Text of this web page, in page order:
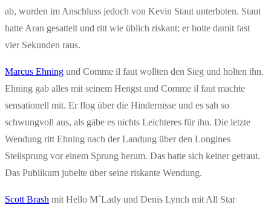
ab, wurden im Anschluss jedoch von Kevin Staut unterboten. Staut
hatte Aran gesattelt und ritt wie üblich riskant; er holte damit fast
vier Sekunden raus.
Marcus Ehning und Comme il faut wollten den Sieg und holten ihn.
Ehning gab alles mit seinem Hengst und Comme il faut machte
sensationell mit. Er flog über die Hindernisse und es sah so
schwungvoll aus, als gäbe es nichts Leichteres für ihn. Die letzte
Wendung ritt Ehning nach der Landung über den Longines
Steilsprung vor einem Sprung herum. Das hatte sich keiner getraut.
Das Publikum jubelte über seine riskante Wendung.
Scott Brash mit Hello M´Lady und Denis Lynch mit All Star